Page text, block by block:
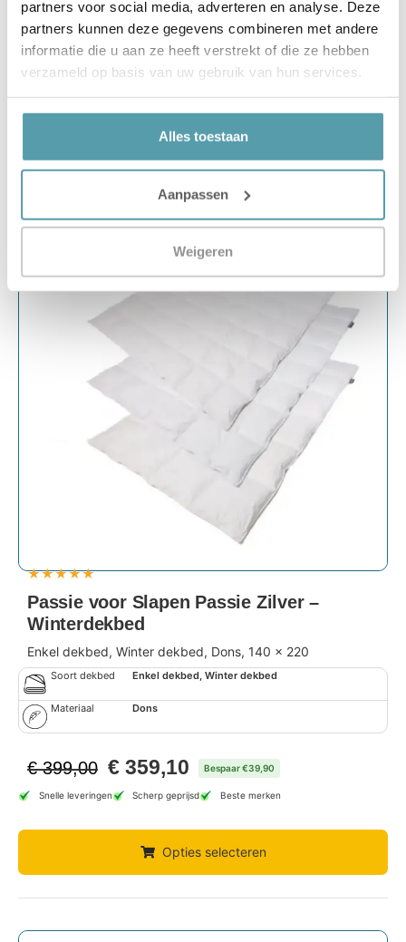
partners voor social media, adverteren en analyse. Deze
partners kunnen deze gegevens combineren met andere
informatie die u aan ze heeft verstrekt of die ze hebben
verzameld op basis van uw gebruik van hun services.
Alles toestaan
Aanpassen
Weigeren
€399,00 €255,00
Snelle leveringen Scherp geprijsd Beste merken
★★★★★
Passie voor Slapen Passie Zilver –
Winterdekbed
Enkel dekbed, Winter dekbed, Dons, 140 x 220
Soort dekbed Enkel dekbed, Winter dekbed
Materiaal Dons
€399,00 € 359,10 Bespaar €39,90
Snelle leveringen Scherp geprijsd Beste merken
Opties selecteren